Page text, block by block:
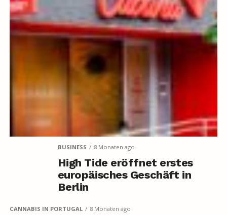
BUSINESS 8 Monaten ago
High Tide eröffnet erstes
europäisches Geschäft in
Berlin
CANNABIS IN PORTUGAL 8 Monaten ago